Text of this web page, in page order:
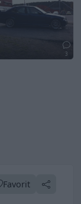
3
Favorit